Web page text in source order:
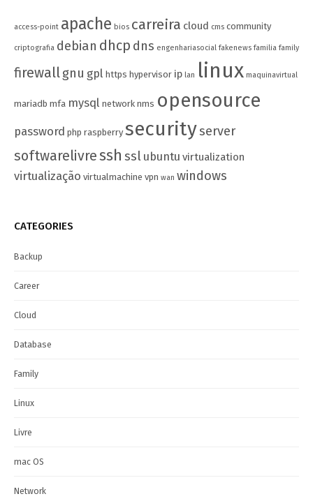
access-point apache bios carreira cloud cms community
criptografia debian dhcp dns engenhariasocial fakenews familia family
firewallgnu gpl https hypervisor ip lan linux maquinavirtual
mariadb mfa mysql network nms opensource
password php raspberry securityserver
softwarelivressh ssl ubuntu virtualization
virtualização virtualmachine vpn wan windows
CATEGORIES
Backup
Career
Cloud
Database
Family
Linux
Livre
mac OS
Network